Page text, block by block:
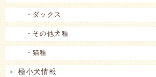
・ダックス
・その他犬種
・猫種
極小犬情報